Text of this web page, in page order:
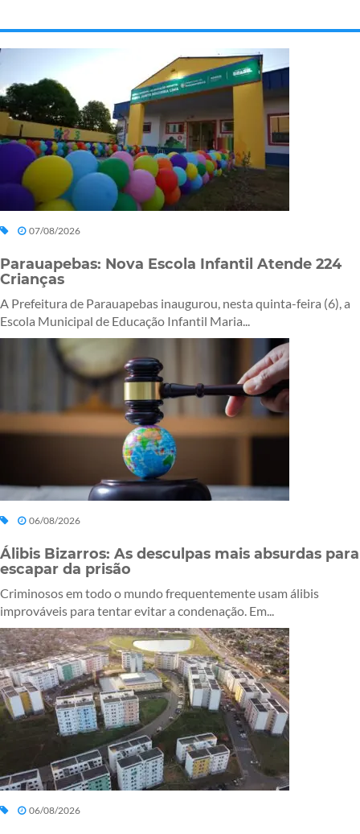
07/08/2026
Parauapebas: Nova Escola Infantil Atende 224
Crianças
A Prefeitura de Parauapebas inaugurou, nesta quinta-feira (6), a
Escola Municipal de Educação Infantil Maria...
06/08/2026
Álibis Bizarros: As desculpas mais absurdas para
escapar da prisão
Criminosos em todo o mundo frequentemente usam álibis
improváveis para tentar evitar a condenação. Em...
06/08/2026